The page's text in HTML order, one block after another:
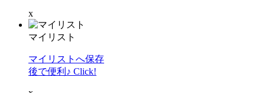
x
マイリスト
マイリストへ保存
後で便利♪ Click!